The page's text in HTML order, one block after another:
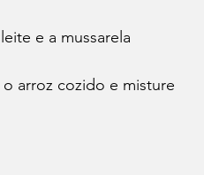
e a mussarela
arroz cozido e misture